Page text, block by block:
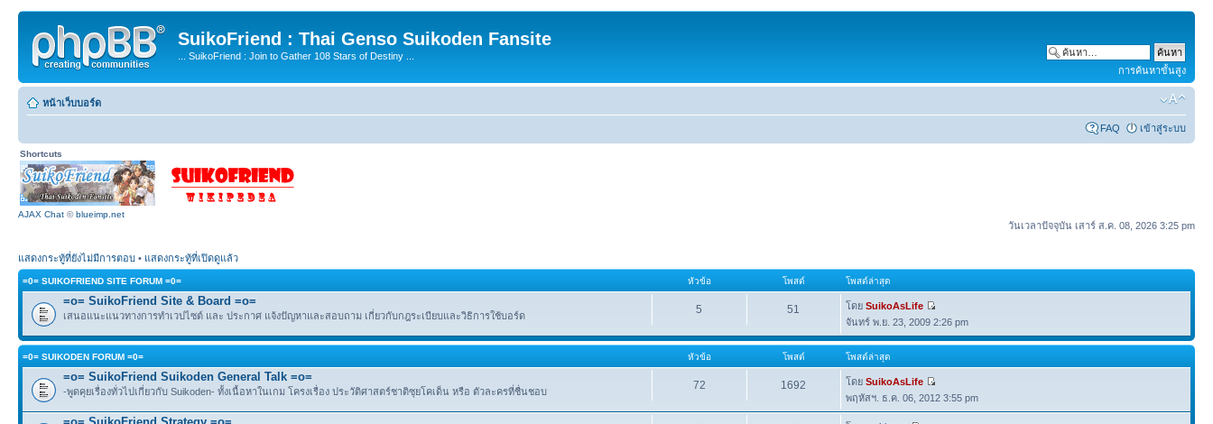
SuikoFriend : Thai Genso Suikoden Fansite
... SuikoFriend : Join to Gather 108 Stars of Destiny ...
การค้นหาขั้นสูง
หน้าเว็บบอร์ด
FAQ เข้าสู่ระบบ
Shortcuts
AJAX Chat ©blueimp.net
วันเวลาปัจจุบัน เสาร์ ส.ค. 08, 2026 3:25 pm
แสดงกระทู้ที่ยังไม่มีการตอบ • แสดงกระทู้ที่เปิดดูแล้ว
=0= SUIKOFRIEND SITE FORUM =0= หัวข้อ โพสต์ โพสต์ล่าสุด
=o= SuikoFriend Site & Board =o=
เสนอแนะแนวทางการทำเวปไซต์ และ ประกาศ แจ้งปัญหาและสอบถาม เกี่ยวกับกฎระเบียบและวิธิการใช้บอร์ด 5 51 โดยSuikoAsLife
จันทร์ พ.ย. 23, 2009 2:26 pm
=0= SUIKODEN FORUM =0= หัวข้อ โพสต์ โพสต์ล่าสุด
=o= SuikoFriend Suikoden General Talk =o=
-พูดคุยเรื่องทั่วไปเกี่ยวกับ Suikoden- ทั้งเนื้อหาในเกม โครงเรื่อง ประวัติศาสตร์ชาติซุยโคเด็น หรือ ตัวละครที่ชื่นชอบ 72 1692 โดยSuikoAsLife
พฤหัสฯ. ธ.ค. 06, 2012 3:55 pm
=o= SuikoFriend Strategy =o=